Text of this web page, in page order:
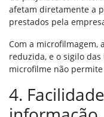
afetam diretamente a
prestados pela
Com a microfilmagem,
reduzida, e o sigilo
microfilme não
4.